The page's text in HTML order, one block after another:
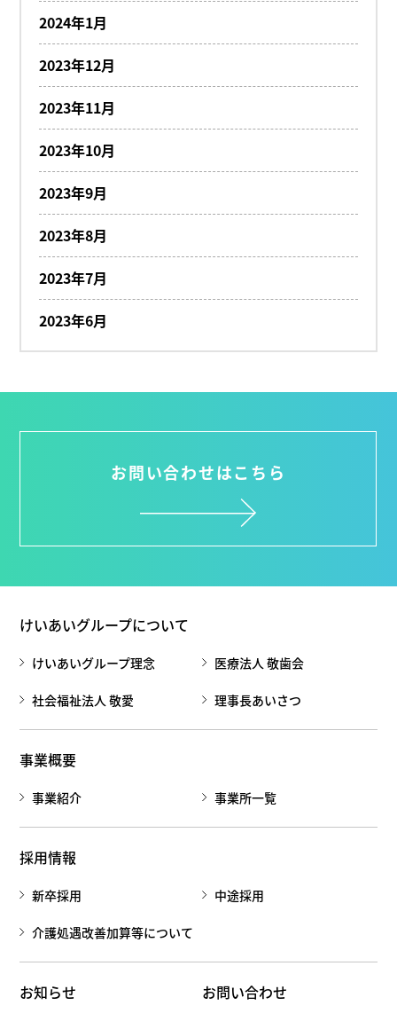
2024年1月
2023年12月
2023年11月
2023年10月
2023年9月
2023年8月
2023年7月
2023年6月
お問い合わせはこちら
けいあいグループについて
けいあいグループ理念 医療法人 敬歯会
社会福祉法人 敬愛 理事長あいさつ
事業概要
事業紹介 事業所一覧
採用情報
新卒採用 中途採用
介護処遇改善加算等について
お知らせ お問い合わせ